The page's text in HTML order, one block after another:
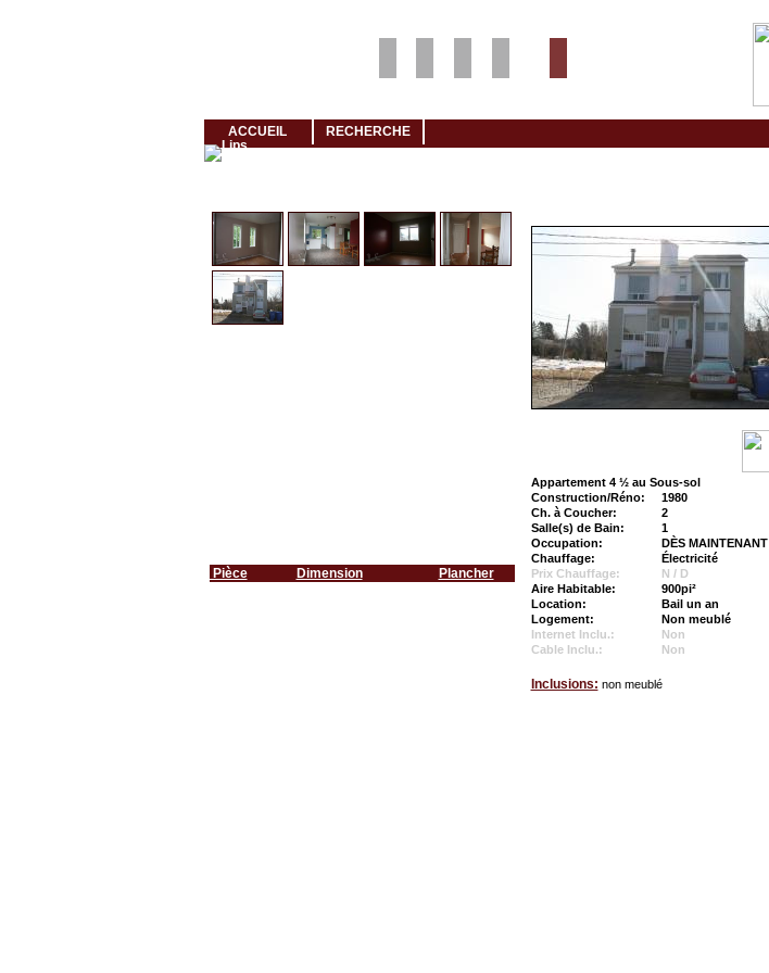
ACCUEIL RECHERCHE
Pièce Dimension Plancher
Appartement 4 ½ au Sous-sol
Construction/Réno:
1980
Ch. à Coucher:
2
Salle(s) de Bain:
1
Occupation:
DÈS MAINTENANT
Chauffage:
Électricité
Prix Chauffage:
N / D
Aire Habitable:
900pi²
Location:
Bail un an
Logement:
Non meublé
Internet Inclu.:
Non
Cable Inclu.:
Non
Inclusions: non meublé